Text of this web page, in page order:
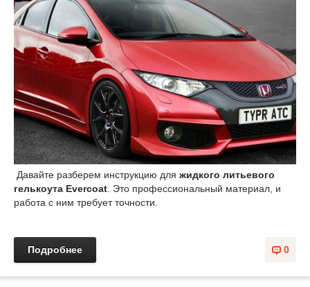
Давайте разберем инструкцию для жидкого литьевого
гелькоута Evercoat. Это профессиональный материал, и
работа с ним требует точности.
0
Подробнее